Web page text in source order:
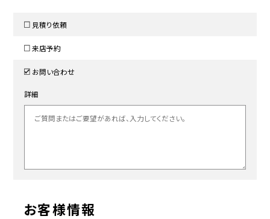
見積り依頼
来店予約
お問い合わせ
詳細
お客様情報